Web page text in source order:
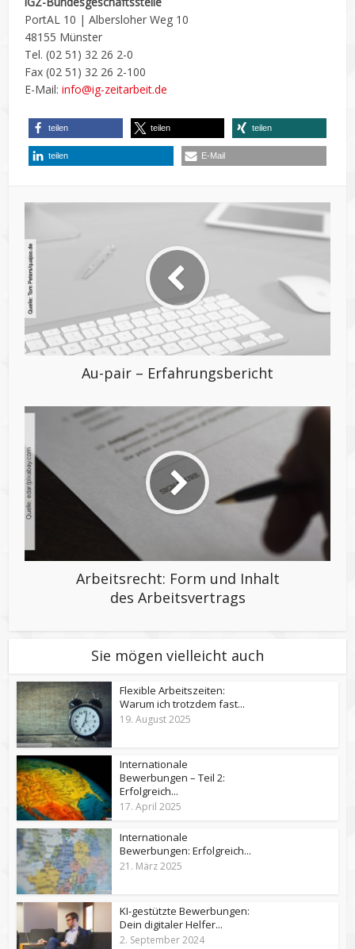
PortAL 10 | Albersloher Weg 10
48155 Münster
Tel. (02 51) 32 26 2-0
Fax (02 51) 32 26 2-100
E-Mail:info@ig-zeitarbeit.de
teilen teilen teilen
teilen E-Mail
Au-pair – Erfahrungsbericht
Arbeitsrecht: Form und Inhalt
des Arbeitsvertrags
Sie mögen vielleicht auch
Flexible Arbeitszeiten:
Warum ich trotzdem fast...
19. August 2025
Internationale
Bewerbungen – Teil 2:
Erfolgreich...
17. April 2025
Internationale
Bewerbungen: Erfolgreich...
21. März 2025
KI-gestützte Bewerbungen:
Dein digitaler Helfer...
2. September 2024